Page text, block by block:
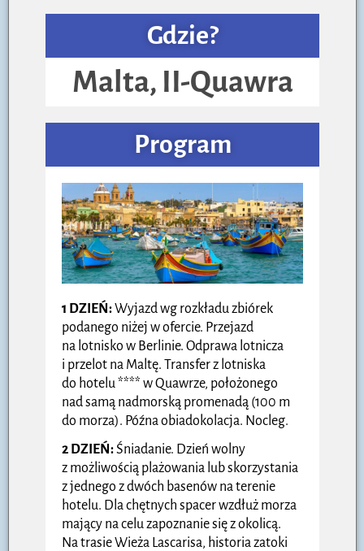
Gdzie?
Malta, II-Quawra
Program
1 DZIEŃ:Wyjazd wg rozkładu zbiórek
podanego niżej w ofercie. Przejazd
na lotnisko w Berlinie. Odprawa lotnicza
i przelot na Maltę. Transfer z lotniska
do hotelu **** w Quawrze, położonego
nad samą nadmorską promenadą (100 m
do morza). Późna obiadokolacja. Nocleg.
2 DZIEŃ:Śniadanie. Dzień wolny
z możliwością plażowania lub skorzystania
z jednego z dwóch basenów na terenie
hotelu. Dla chętnych spacer wzdłuż morza
mający na celu zapoznanie się z okolicą.
Na trasie Wieża Lascarisa, historia zatoki